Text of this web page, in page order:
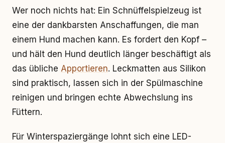
Wer noch nichts hat: Ein Schnüffelspielzeug ist
eine der dankbarsten Anschaffungen, die man
einem Hund machen kann. Es fordert den Kopf –
und hält den Hund deutlich länger beschäftigt als
das übliche Apportieren. Leckmatten aus Silikon
sind praktisch, lassen sich in der Spülmaschine
reinigen und bringen echte Abwechslung ins
Füttern.
Für Winterspaziergänge lohnt sich eine LED-